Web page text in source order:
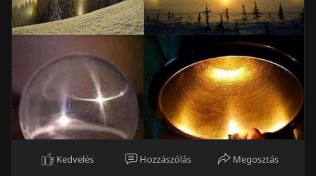
Kedvelés Hozzászólás Megosztás